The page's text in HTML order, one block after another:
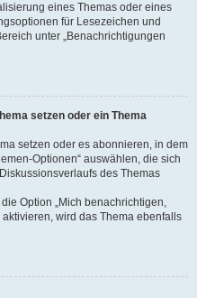
eines Themas oder eines
für Lesezeichen und
unter „Benachrichtigungen
setzen oder ein Thema
setzen oder es abonnieren, in dem
Optionen“ auswählen, die sich
des Themas
Option „Mich benachrichtigen,
wird das Thema ebenfalls